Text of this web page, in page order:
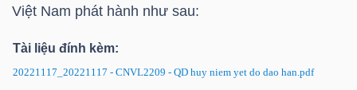
Việt Nam phát hành như sau:
Tài liệu đính kèm:
20221117_20221117 - CNVL2209 - QD huy niem yet do dao han.pdf
ĐỘNG